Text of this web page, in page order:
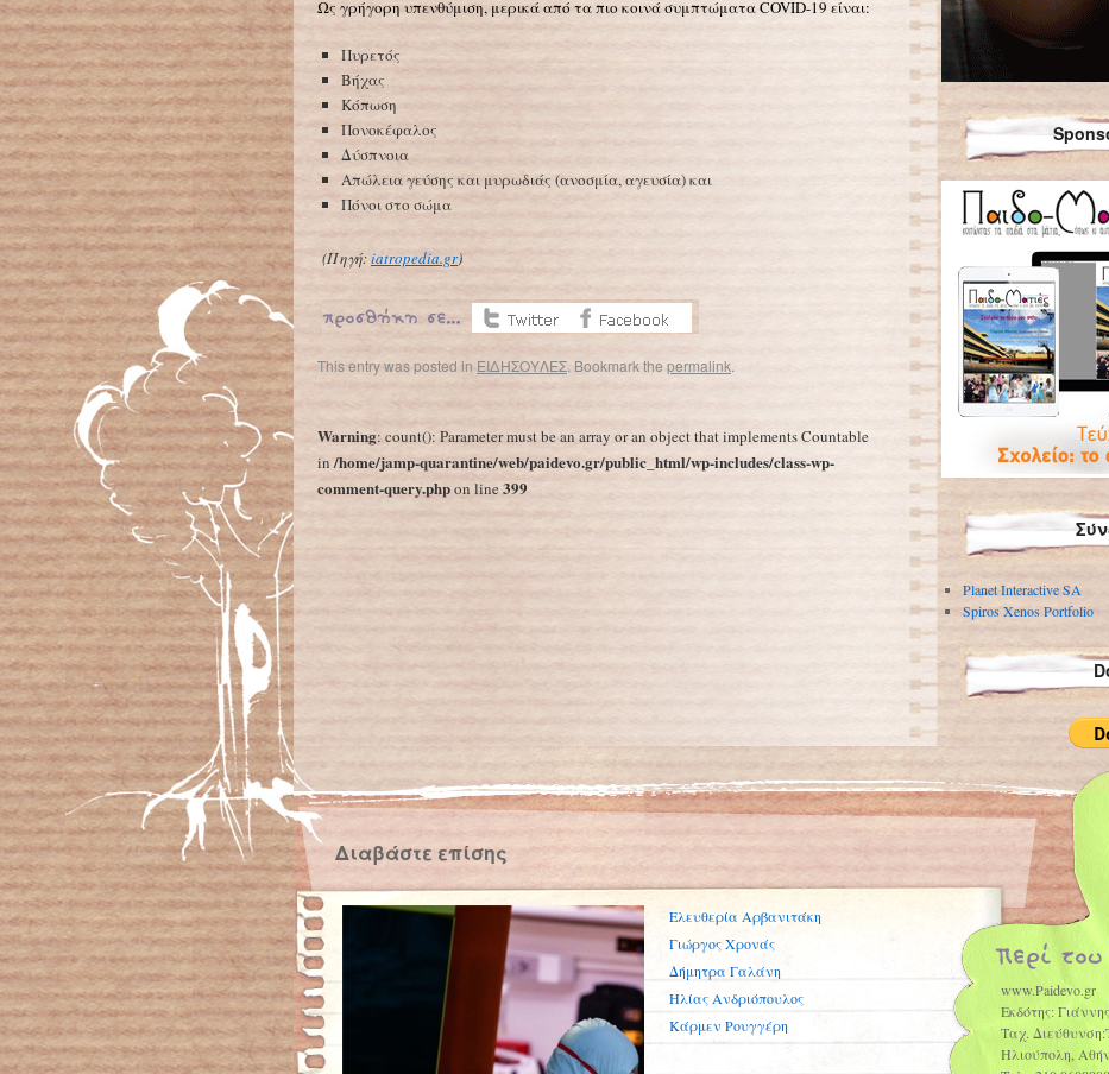
Ως γρήγορη υπενθύμιση, μερικά από τα πιο κοινά συμπτώματα COVID-19 είναι:
Πυρετός
Βήχας
Κόπωση
Πονοκέφαλος
Δύσπνοια
Απώλεια γεύσης και μυρωδιάς (ανοσμία, αγευσία) και
Πόνοι στο σώμα
(Πηγή:iatropedia.gr)
This entry was posted in ΕΙΔΗΣΟΥΛΕΣ. Bookmark the permalink.
Warning: count(): Parameter must be an array or an object that implements Countable
in/home/jamp-quarantine/web/paidevo.gr/public_html/wp-includes/class-wp-
comment-query.phpon line399
Planet Interactive SA
Spiros Xenos Portfolio
Διαβάστε επίσης
Ελευθερία Αρβανιτάκη
Γιώργος Χρονάς
Δήμητρα Γαλάνη
Ηλίας Ανδριόπουλος
Κάρμεν Ρουγγέρη
www.Paidevo.gr
Εκδότης:
Ταχ.
Ηλιούπολη,